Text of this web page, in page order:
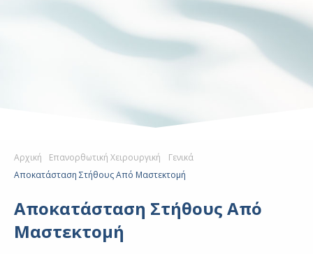
Αρχική Επανορθωτική Χειρουργική
Γενικά
Αποκατάσταση Στήθους Από Μαστεκτομή
Αποκατάσταση Στήθους Από
Μαστεκτομή